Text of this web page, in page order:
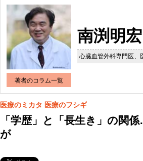
著者のコラム一覧
南渕明宏
心臓血管外科専門医、
医療のミカタ 医療のフシギ
「学歴」と「長生き」の関
が